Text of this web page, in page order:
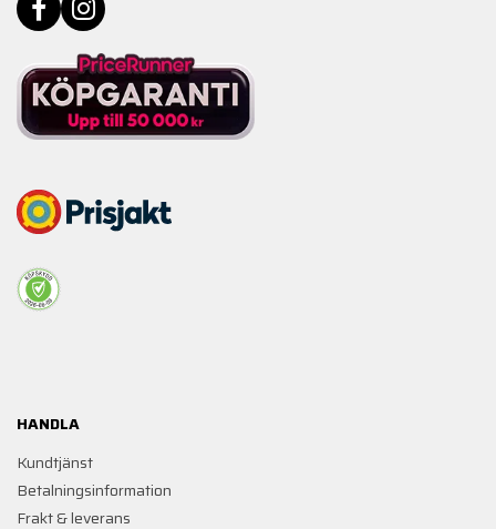
HANDLA
Kundtjänst
Betalningsinformation
Frakt & leverans